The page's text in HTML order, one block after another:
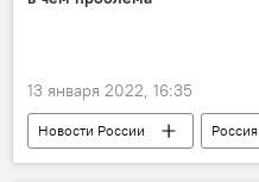
13 января 2022, 16:35
Новости России Россия
НАТО
безопасность